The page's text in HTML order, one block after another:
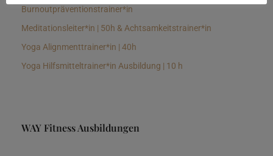
Burnoutpräventionstrainer*in
Meditationsleiter*in | 50h & Achtsamkeitstrainer*in
Yoga Alignmenttrainer*in | 40h
Yoga Hilfsmitteltrainer*in Ausbildung | 10 h
WAY Fitness Ausbildungen